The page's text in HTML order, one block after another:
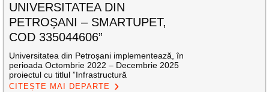
UNIVERSITATEA DIN
PETROȘANI – SMARTUPET,
COD 335044606”
Universitatea din Petroșani implementează, în
perioada Octombrie 2022 – Decembrie 2025
proiectul cu titlul ”Infrastructură
CITEȘTE MAI DEPARTE